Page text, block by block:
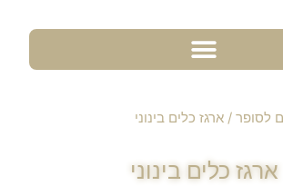
לסופר / ארגז כלים בינוני
ארגז כלים בינוני